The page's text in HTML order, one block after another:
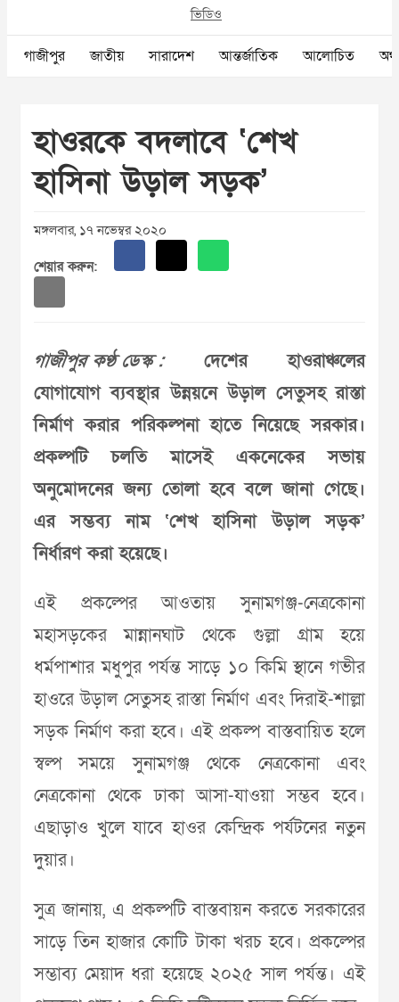
ভিডিও
গাজীপুর জাতীয় সারাদেশ আন্তর্জাতিক আলোচিত
হাওরকে বদলাবে ‘শেখ
হাসিনা উড়াল সড়ক’
মঙ্গলবার, ১৭ নভেম্বর ২০২০
শেয়ার করুন:
গাজীপুর কণ্ঠ ডেস্ক :দেশের হাওরাঞ্চলের
যোগাযোগ ব্যবস্থার উন্নয়নে উড়াল সেতুসহ রাস্তা
নির্মাণ করার পরিকল্পনা হাতে নিয়েছে সরকার।
প্রকল্পটি চলতি মাসেই একনেকের সভায়
অনুমোদনের জন্য তোলা হবে বলে জানা গেছে।
এর সম্ভব্য নাম ‘শেখ হাসিনা উড়াল সড়ক’
নির্ধারণ করা হয়েছে।
এই প্রকল্পের আওতায় সুনামগঞ্জ-নেত্রকোনা
মহাসড়কের মান্নানঘাট থেকে গুল্লা গ্রাম হয়ে
ধর্মপাশার মধুপুর পর্যন্ত সাড়ে ১০ কিমি স্থানে গভীর
হাওরে উড়াল সেতুসহ রাস্তা নির্মাণ এবং দিরাই-শাল্লা
সড়ক নির্মাণ করা হবে। এই প্রকল্প বাস্তবায়িত হলে
স্বল্প সময়ে সুনামগঞ্জ থেকে নেত্রকোনা এবং
নেত্রকোনা থেকে ঢাকা আসা-যাওয়া সম্ভব হবে।
এছাড়াও খুলে যাবে হাওর কেন্দ্রিক পর্যটনের নতুন
দুয়ার।
সুত্র জানায়, এ প্রকল্পটি বাস্তবায়ন করতে সরকারের
সাড়ে তিন হাজার কোটি টাকা খরচ হবে। প্রকল্পের
সম্ভাব্য মেয়াদ ধরা হয়েছে ২০২৫ সাল পর্যন্ত। এই